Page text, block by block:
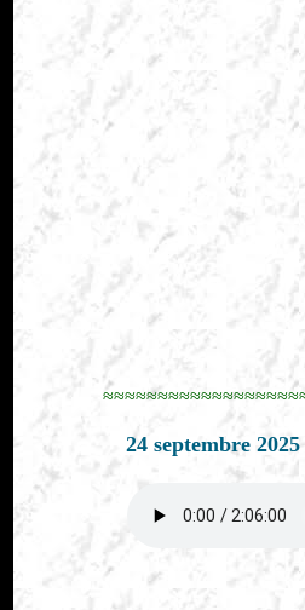
24 septembre 2025